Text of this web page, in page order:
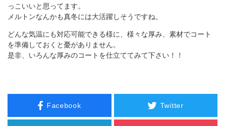
っこいいと思ってます。
メルトンなんかも真冬には大活躍しそうですね。
どんな気温にも対応可能できる様に、様々な厚み、素材でコート
を準備しておくと憂がありません。
是非、いろんな厚みのコートを仕立ててみて下さい！！
Facebook Twitter